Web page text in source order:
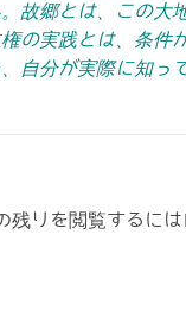
。故郷とは、この大
権の実践とは、条件
自分が実際に知っ
残りを閲覧するに